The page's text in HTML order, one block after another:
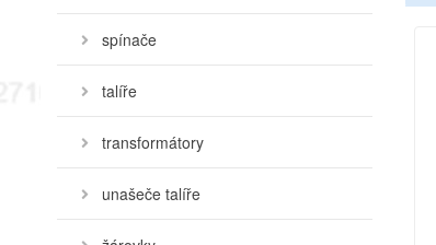
spínače
talíře
transformátory
unašeče talíře